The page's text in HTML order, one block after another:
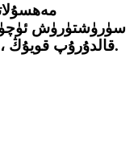
سۈرۈشتۈرۈش ئۈچۈن
قالدۇرۇپ قويۇڭ ، بىز 24 سائەت ئىچىدە ئالاقىلىشىمىز.